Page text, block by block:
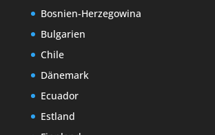
Bosnien-Herzegowina
Bulgarien
Chile
Dänemark
Ecuador
Estland